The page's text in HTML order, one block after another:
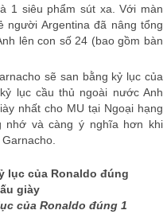
1 siêu phẩm sút xa. Với màn
người Argentina đã nâng tổng
lên con số 24 (bao gồm bàn
sẽ san bằng kỷ lục của
lục cầu thủ ngoài nước Anh
nhất cho MU tại Ngoại hạng
nhớ và càng ý nghĩa hơn khi
của Ronaldo đúng 1